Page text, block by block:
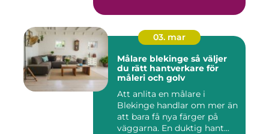
03. mar
Målare blekinge så väljer
du rätt hantverkare för
måleri och golv
Att anlita en målare i
Blekinge handlar om mer än
att bara få nya färger på
väggarna. En duktig hant...